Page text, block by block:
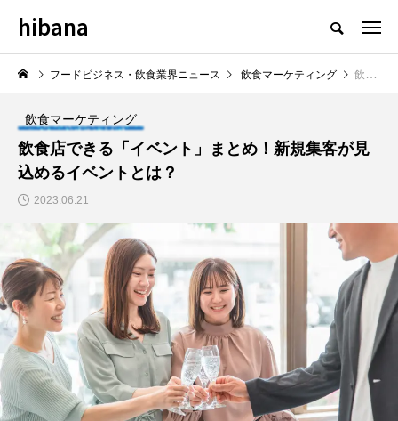
フードビジネス・飲食業界のニュースメディア
NEW POST
マーケティング
年最新】注目の飲食店フ
【hibana編集部注目！】飲食店
hibana
フードビジネス・飲食業界ニュース 飲食マーケティング 飲食店できる「イベント」まとめ！新規集客が見込めるイベントとは？
飲食マーケティング
飲食店できる「イベント」まとめ！新規集客が見
込めるイベントとは？
2023.06.21